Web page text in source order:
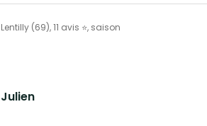
(69), 11 avis ⭐, saison